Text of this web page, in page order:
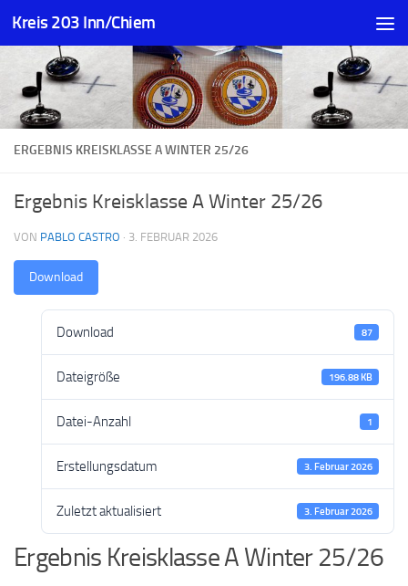
Zum Inhalt springen
Kreis 203 Inn/Chiem
ERGEBNIS KREISKLASSE A WINTER 25/26
Ergebnis Kreisklasse A Winter 25/26
VON PABLO CASTRO · 3. FEBRUAR 2026
Download
Download 87
Dateigröße 196.88 KB
Datei-Anzahl 1
Erstellungsdatum 3. Februar 2026
Zuletzt aktualisiert 3. Februar 2026
Ergebnis Kreisklasse A Winter 25/26